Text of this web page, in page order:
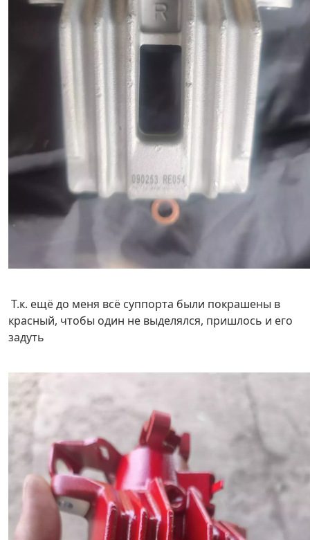
Т.к. ещё до меня всё суппорта были покрашены в
красный, чтобы один не выделялся, пришлось и его
задуть